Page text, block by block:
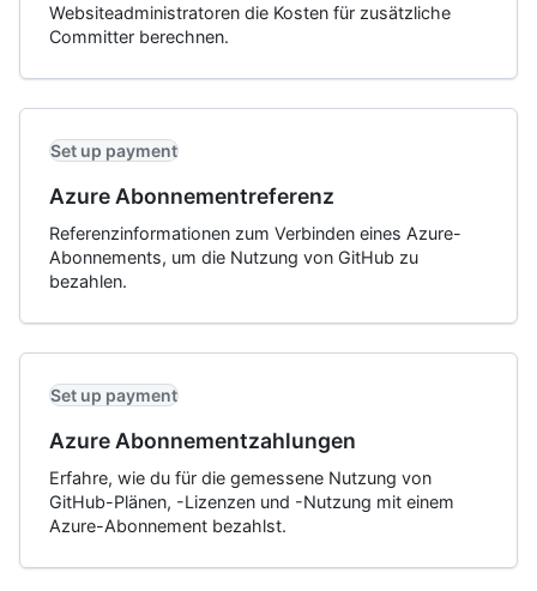
Websiteadministratoren die Kosten für zusätzliche
Committer berechnen.
Set up payment
Azure Abonnementreferenz
Referenzinformationen zum Verbinden eines Azure-
Abonnements, um die Nutzung von GitHub zu
bezahlen.
Set up payment
Azure Abonnementzahlungen
Erfahre, wie du für die gemessene Nutzung von
GitHub-Plänen, -Lizenzen und -Nutzung mit einem
Azure-Abonnement bezahlst.